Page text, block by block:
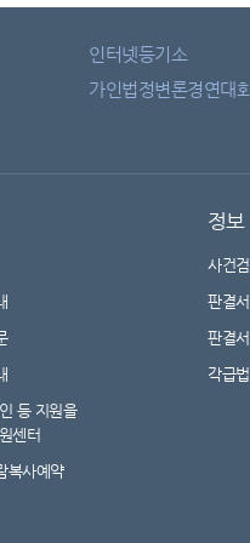
인터넷등기소
가인법정변론경연대회
등 지원을
센터
복사예약
정보
사건
판결
판결
각급